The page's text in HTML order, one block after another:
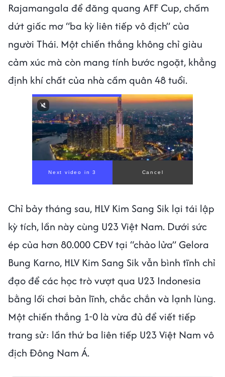
Rajamangala để đăng quang AFF Cup, chấm
dứt giấc mơ “ba kỳ liên tiếp vô địch” của
người Thái. Một chiến thắng không chỉ giàu
cảm xúc mà còn mang tính bước ngoặt, khẳng
định khí chất của nhà cầm quân 48 tuổi.
Next video in 1 Cancel
Chỉ bảy tháng sau, HLV Kim Sang Sik lại tái lập
kỳ tích, lần này cùng U23 Việt Nam. Dưới sức
ép của hơn 80.000 CĐV tại “chảo lửa” Gelora
Bung Karno, HLV Kim Sang Sik vẫn bình tĩnh chỉ
đạo để các học trò vượt qua U23 Indonesia
bằng lối chơi bản lĩnh, chắc chắn và lạnh lùng.
Một chiến thắng 1-0 là vừa đủ để viết tiếp
trang sử: lần thứ ba liên tiếp U23 Việt Nam vô
địch Đông Nam Á.